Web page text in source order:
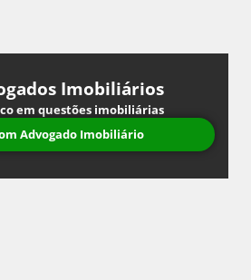
Imobiliários
em questões imobiliárias
Advogado Imobiliário